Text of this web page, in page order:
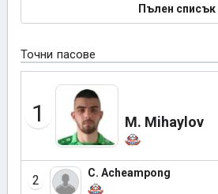
Пълен списък
Точни пасове
1 M. Mihaylov
2 C. Acheampong